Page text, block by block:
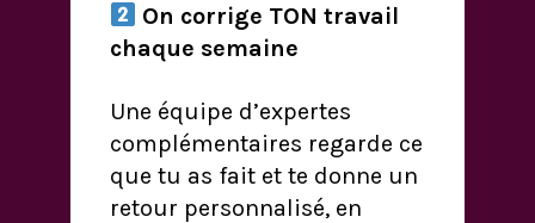
On corrige TON travail
chaque semaine
Une équipe d’expertes
complémentaires regarde ce
que tu as fait et te donne un
retour personnalisé, en